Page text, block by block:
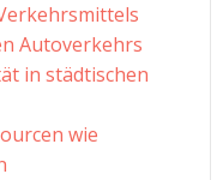
Autoverkehrs
in städtischen
wie